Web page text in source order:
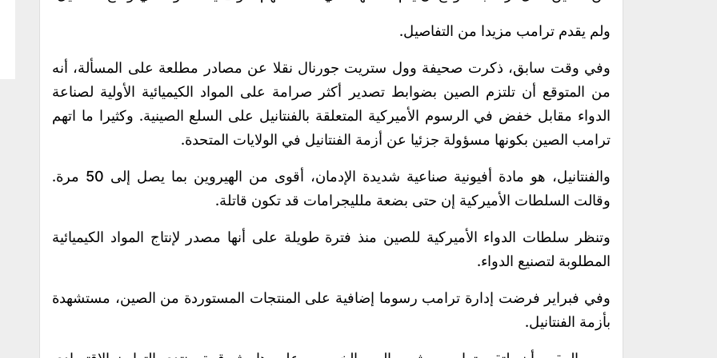
ولم يقدم ترامب مزيدا من التفاصيل.
وفي وقت سابق، ذكرت صحيفة وول ستريت جورنال نقلا عن مصادر مطلعة على المسألة، أنه
من المتوقع أن تلتزم الصين بضوابط تصدير أكثر صرامة على المواد الكيميائية الأولية لصناعة
الدواء مقابل خفض في الرسوم الأميركية المتعلقة بالفنتانيل على السلع الصينية. وكثيرا ما اتهم
ترامب الصين بكونها مسؤولة جزئيا عن أزمة الفنتانيل في الولايات المتحدة.
والفنتانيل، هو مادة أفيونية صناعية شديدة الإدمان، أقوى من الهيروين بما يصل إلى 50 مرة.
وقالت السلطات الأميركية إن حتى بضعة ملليجرامات قد تكون قاتلة.
وتنظر سلطات الدواء الأميركية للصين منذ فترة طويلة على أنها مصدر لإنتاج المواد الكيميائية
المطلوبة لتصنيع الدواء.
وفي فبراير فرضت إدارة ترامب رسوما إضافية على المنتجات المستوردة من الصين، مستشهدة
بأزمة الفنتانيل.